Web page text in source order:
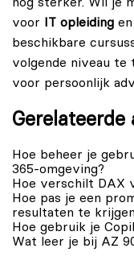
voor
IT opleiding
beschikbare
volgende niveau te
voor persoonlijk
Gerelateerde
Hoe beheer je
365-omgeving?
Hoe verschilt DAX
Hoe pas je een
resultaten te
Hoe gebruik je
Wat leer je bij AZ